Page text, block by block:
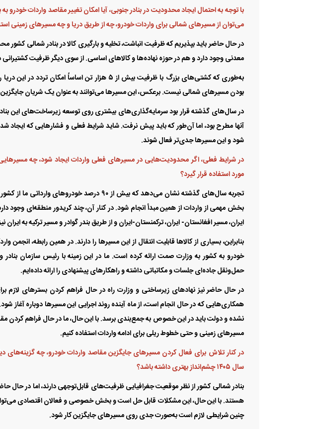
با توجه به احتمال ایجاد محدودیت در بنادر جنوبی، آیا امکان تغییر مقاصد واردات خودرو به
می‌توان از مسیر‌های شمالی برای واردات خودرو، چه از طریق دریا و چه مسیر‌های زمینی
در حال حاضر باید بپذیریم که ظرفیت انباشت، تخلیه و بارگیری کالا در بنادر شمالی
معدنی وجود دارد و هم در حوزه نهاده‌ها و کالا‌های اساسی. از سوی دیگر ظرفیت
به‌طوری که کشتی‌های بزرگ با ظرفیت بیش از ۵ هزار تن
بودن مسیر‌های شمالی نیست. برعکس، این مسیر‌ها می‌توانند به عنوان یک شریان جایگزین
در سال‌های گذشته قرار بود سرمایه‌گذاری‌های بیشتری روی توسعه زیرساخت‌های این
آنها مطرح بود، اما آن‌طور که باید پیش نرفت. شاید شرایط فعلی و فشار‌هایی که ایجاد
شود و این مسیر‌ها جدی‌تر فعال شوند.
در شرایط فعلی، اگر محدودیت‌هایی در مسیر‌های فعلی واردات ایجاد شود، چه مسیر‌هایی
مورد استفاده قرار گیرد؟
تجربه سال‌های گذشته نشان می‌دهد که بیش از ۹۰ درصد
بخش مهمی از واردات از همین مبدأ انجام شود. در کنار آن، چند کریدور منطقه‌ای وجود
ایران، مسیر افغانستان- ایران، ترکمنستان-ایران و از طریق بندر گوادر و مسیر ترکیه به
بنابراین، بسیاری از کالا‌ها قابلیت انتقال از این مسیر‌ها را دارند. در همین رابطه،
خودرو به کشور به وزارت صمت ارائه کرده است. ما در این زمینه با رئیس سازمان
حمل‌ونقل جاده‌ای جلسات و مکاتباتی داشته و راهکار‌های پیشنهادی را ارائه داده‌ایم.
در حال حاضر نیز نهاد‌های زیرساختی و وزارت راه در حال فراهم کردن بستر‌های لازم
همکاری‌هایی که در حال انجام است، از ماه آینده روند اجرایی این مسیر‌ها دوباره آغاز
نشده و دولت باید در این خصوص به جمع‌بندی برسد. با این حال، ما در حال فراهم کردن
مسیر‌های زمینی و حتی خطوط ریلی برای ادامه واردات استفاده کنیم.
در کنار تلاش برای فعال کردن مسیر‌های جایگزین مقاصد واردات خودرو، چه گزینه‌های
سال ۱۴۰۵ چشم‌انداز بهتری داشته باشد؟
بنادر شمالی کشور از نظر موقعیت جغرافیایی ظرفیت‌های قابل‌توجهی دارند، اما در حال
هستند. با این حال، این مشکلات قابل حل است و بخش خصوصی و فعالان اقتصادی
چنین شرایطی لازم است به‌صورت جدی روی مسیر‌های جایگزین کار شود.
نادین خودرو با قیمت جدید
خودرو ویژه مرداد 1405